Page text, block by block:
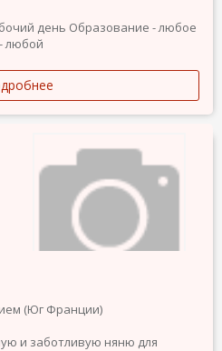
день Образование - любое
любой
(Юг Франции)
и заботливую няню для